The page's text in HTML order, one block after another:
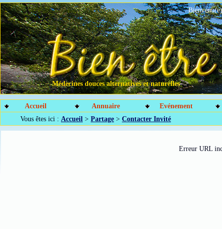
Médecines douces alternatives et naturelles
Accueil Annuaire
Evénement
Vous êtes ici : Accueil > Partage > Contacter Invité
Erreur URL